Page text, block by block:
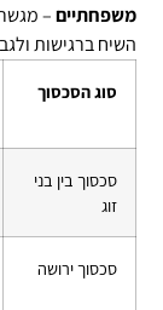
משפחתיים–
השיח ברגישות
סוג הסכסוך
סכסוך בין בני
זוג
סכסוך ירושה